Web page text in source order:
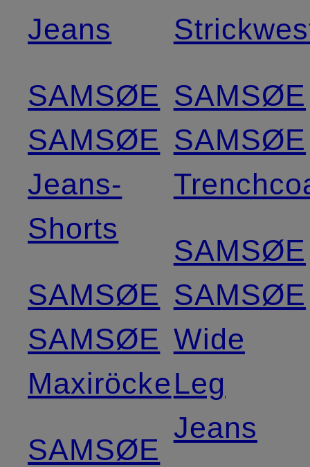
Jeans
SAMSØE
SAMSØE
Jeans-
Shorts
SAMSØE
SAMSØE
Maxiröcke
SAMSØE
SAMSØE
SAMSØE
SAMSØE
SAMSØE
Wide
Leg
Jeans